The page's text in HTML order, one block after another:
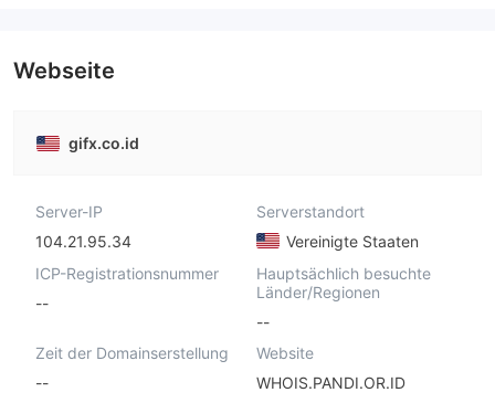
Webseite
gifx.co.id
Server-IP
104.21.95.34
Serverstandort
Vereinigte Staaten
ICP-Registrationsnummer
--
Hauptsächlich besuchte
Länder/Regionen
--
Zeit der Domainserstellung
--
Website
WHOIS.PANDI.OR.ID